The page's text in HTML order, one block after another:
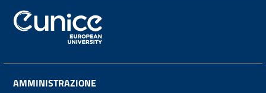
AMMINISTRAZIONE